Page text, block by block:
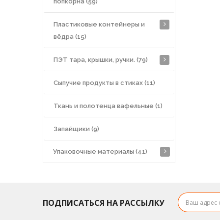
Пластиковые контейнеры и
вёдра (15)
ПЭТ тара, крышки, ручки. (79)
Сыпучие продукты в стиках (11)
Ткань и полотенца вафельные (1)
Запайщики (9)
Упаковочные материалы (41)
ПОДПИСАТЬСЯ НА РАССЫЛКУ